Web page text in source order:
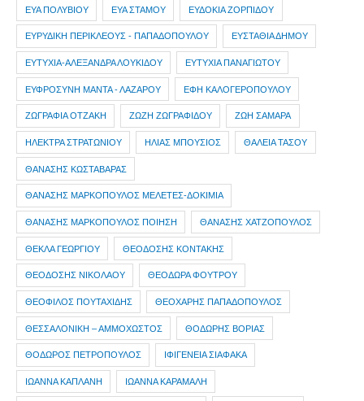
ΕΥΑ ΠΟΛΥΒΙΟΥ ΕΥΑ ΣΤΑΜΟΥ ΕΥΔΟΚΙΑ ΖΟΡΠΙΔΟΥ
ΕΥΡΥΔΙΚΗ ΠΕΡΙΚΛΕΟΥΣ - ΠΑΠΑΔΟΠΟΥΛΟΥ ΕΥΣΤΑΘΙΑ ΔΗΜΟΥ
ΕΥΤΥΧΙΑ-ΑΛΕΞΑΝΔΡΑ ΛΟΥΚΙΔΟΥ ΕΥΤΥΧΙΑ ΠΑΝΑΓΙΩΤΟΥ
ΕΥΦΡΟΣΥΝΗ ΜΑΝΤΑ - ΛΑΖΑΡΟΥ ΕΦΗ ΚΑΛΟΓΕΡΟΠΟΥΛΟΥ
ΖΩΓΡΑΦΙΑ ΟΤΖΑΚΗ ΖΩΖΗ ΖΩΓΡΑΦΙΔΟΥ ΖΩΗ ΣΑΜΑΡΑ
ΗΛΕΚΤΡΑ ΣΤΡΑΤΩΝΙΟΥ ΗΛΙΑΣ ΜΠΟΥΣΙΟΣ ΘΑΛΕΙΑ ΤΑΣΟΥ
ΘΑΝΑΣΗΣ ΚΩΣΤΑΒΑΡΑΣ
ΘΑΝΑΣΗΣ ΜΑΡΚΟΠΟΥΛΟΣ ΜΕΛΕΤΕΣ-ΔΟΚΙΜΙΑ
ΘΑΝΑΣΗΣ ΜΑΡΚΟΠΟΥΛΟΣ ΠΟΙΗΣΗ ΘΑΝΑΣΗΣ ΧΑΤΖΟΠΟΥΛΟΣ
ΘΕΚΛΑ ΓΕΩΡΓΙΟΥ ΘΕΟΔΟΣΗΣ ΚΟΝΤΑΚΗΣ
ΘΕΟΔΟΣΗΣ ΝΙΚΟΛΑΟΥ ΘΕΟΔΩΡΑ ΦΟΥΤΡΟΥ
ΘΕΟΦΙΛΟΣ ΠΟΥΤΑΧΙΔΗΣ ΘΕΟΧΑΡΗΣ ΠΑΠΑΔΟΠΟΥΛΟΣ
ΘΕΣΣΑΛΟΝΙΚΗ – ΑΜΜΟΧΩΣΤΟΣ ΘΟΔΩΡΗΣ ΒΟΡΙΑΣ
ΘΟΔΩΡΟΣ ΠΕΤΡΟΠΟΥΛΟΣ ΙΦΙΓΕΝΕΙΑ ΣΙΑΦΑΚΑ
ΙΩΑΝΝΑ ΚΑΠΛΑΝΗ ΙΩΑΝΝΑ ΚΑΡΑΜΑΛΗ